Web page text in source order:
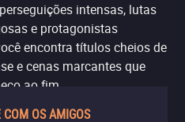
intensas, lutas
e protagonistas
encontra títulos cheios de
e cenas marcantes que
ao fim.
COM OS AMIGOS